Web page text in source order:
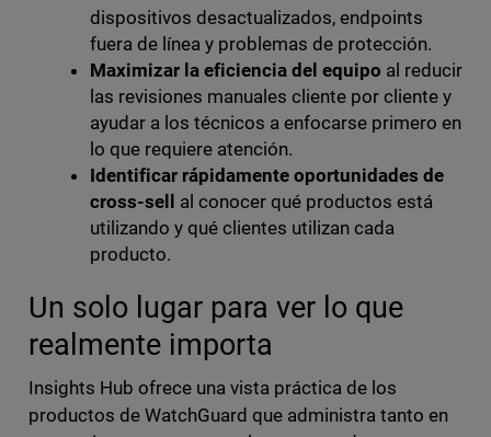
dispositivos desactualizados, endpoints
fuera de línea y problemas de protección.
Maximizar la eficiencia del equipo al reducir
las revisiones manuales cliente por cliente y
ayudar a los técnicos a enfocarse primero en
lo que requiere atención.
Identificar rápidamente oportunidades de
cross-sell al conocer qué productos está
utilizando y qué clientes utilizan cada
producto.
Un solo lugar para ver lo que
realmente importa
Insights Hub ofrece una vista práctica de los
productos de WatchGuard que administra tanto en